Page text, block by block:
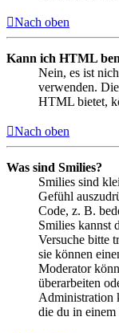
Nach oben
Kann ich HTML
Nein, es ist
verwenden.
HTML bietet,
Nach oben
Was sind Smilies?
Smilies sind
Gefühl
Code, z. B.
Smilies kannst
Versuche bitte
sie können
Moderator
überarbeiten
Administration
die du in einem